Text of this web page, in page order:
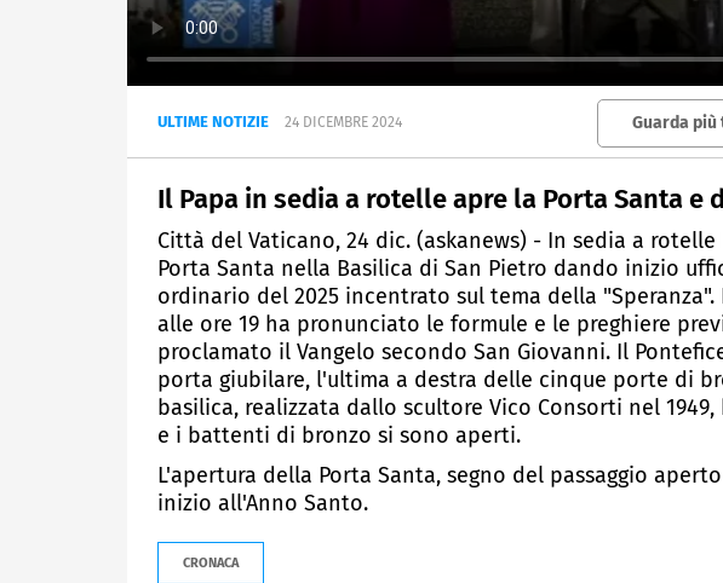
ULTIME NOTIZIE 24 DICEMBRE 2024 Guarda più
Il Papa in sedia a rotelle apre la Porta Santa e
Città del Vaticano, 24 dic. (askanews) - In sedia a
Porta Santa nella Basilica di San Pietro dando inizio
ordinario del 2025 incentrato sul tema della
alle ore 19 ha pronunciato le formule e le preghiere
proclamato il Vangelo secondo San Giovanni. Il
porta giubilare, l'ultima a destra delle cinque porte di
basilica, realizzata dallo scultore Vico Consorti nel
e i battenti di bronzo si sono aperti.
L'apertura della Porta Santa, segno del passaggio
inizio all'Anno Santo.
CRONACA